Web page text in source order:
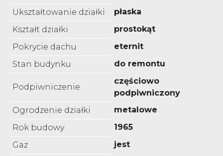
Ukształtowanie działki
płaska
Kształt działki
prostokąt
Pokrycie dachu
eternit
Stan budynku
do remontu
Podpiwniczenie
częściowo
podpiwniczony
Ogrodzenie działki
metalowe
Rok budowy
1965
Gaz
jest